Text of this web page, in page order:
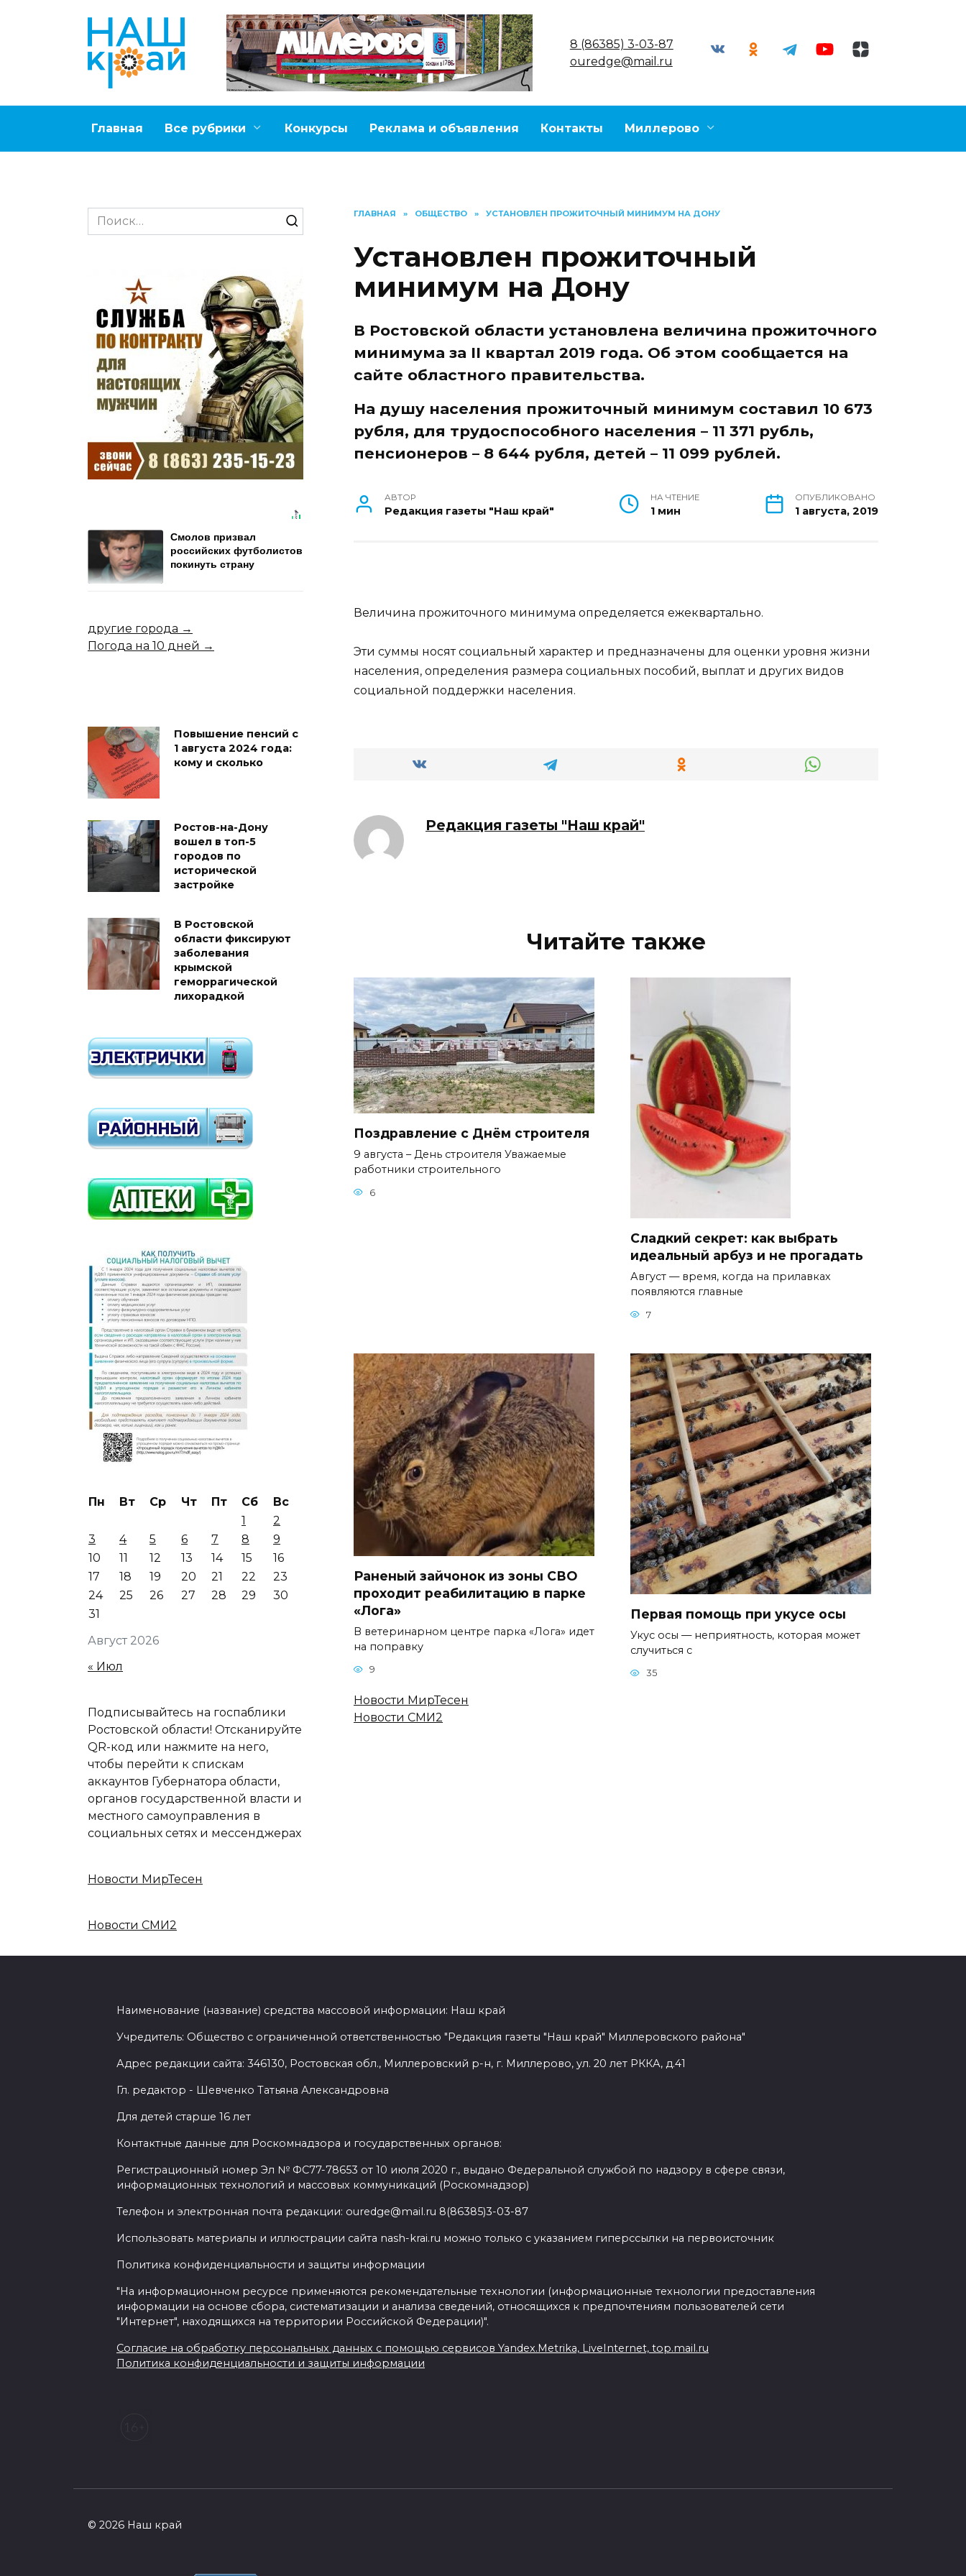
8 (86385) 3-03-87
ouredge@mail.ru
Главная Все рубрики Конкурсы Реклама и объявления Контакты Миллерово
ГЛАВНАЯ » ОБЩЕСТВО » УСТАНОВЛЕН ПРОЖИТОЧНЫЙ МИНИМУМ НА ДОНУ
Установлен прожиточный
минимум на Дону
В Ростовской области установлена величина прожиточного
минимума за II квартал 2019 года. Об этом сообщается на
сайте областного правительства.
На душу населения прожиточный минимум составил 10 673
рубля, для трудоспособного населения – 11 371 рубль,
пенсионеров – 8 644 рубля, детей – 11 099 рублей.
АВТОР
Редакция газеты "Наш край"
НА ЧТЕНИЕ
1 мин
ОПУБЛИКОВАНО
1 августа, 2019
Величина прожиточного минимума определяется ежеквартально.
Эти суммы носят социальный характер и предназначены для оценки уровня жизни
населения, определения размера социальных пособий, выплат и других видов
социальной поддержки населения.
Редакция газеты "Наш край"
Читайте также
Поздравление с Днём строителя
9 августа – День строителя Уважаемые
работники строительного
6
Сладкий секрет: как выбрать
идеальный арбуз и не прогадать
Август — время, когда на прилавках
появляются главные
7
Раненый зайчонок из зоны СВО
проходит реабилитацию в парке
«Лога»
В ветеринарном центре парка «Лога» идет
на поправку
9
Первая помощь при укусе осы
Укус осы — неприятность, которая может
случиться с
35
Новости МирТесен
Новости СМИ2
Search
for:
Смолов призвал
российских футболистов
покинуть страну
другие города →
Погода на 10 дней →
Повышение пенсий с
1 августа 2024 года:
кому и сколько
Ростов-на-Дону
вошел в топ-5
городов по
исторической
застройке
В Ростовской
области фиксируют
заболевания
крымской
геморрагической
лихорадкой
Август 2026
Пн Вт Ср Чт Пт Сб
Вс
1
2
3
4 5 6 7 8
9
10
11 12 13 14 15
16
17
18 19 20 21 22
23
24
25 26 27 28 29
30
31
« Июл
Подписывайтесь на госпаблики
Ростовской области! Отсканируйте
QR-код или нажмите на него,
чтобы перейти к спискам
аккаунтов Губернатора области,
органов государственной власти и
местного самоуправления в
социальных сетях и мессенджерах
Новости МирТесен
Новости СМИ2
Наименование (название) средства массовой информации: Наш край
Учредитель: Общество с ограниченной ответственностью "Редакция газеты "Наш край" Миллеровского района"
Адрес редакции сайта: 346130, Ростовская обл., Миллеровский р-н, г. Миллерово, ул. 20 лет РККА, д.41
Гл. редактор - Шевченко Татьяна Александровна
Для детей старше 16 лет
Контактные данные для Роскомнадзора и государственных органов:
Регистрационный номер Эл № ФС77-78653 от 10 июля 2020 г., выдано Федеральной службой по надзору в сфере связи,
информационных технологий и массовых коммуникаций (Роскомнадзор)
Телефон и электронная почта редакции: ouredge@mail.ru 8(86385)3-03-87
Использовать материалы и иллюстрации сайта nash-krai.ru можно только с указанием гиперссылки на первоисточник
Политика конфиденциальности и защиты информации
"На информационном ресурсе применяются рекомендательные технологии (информационные технологии предоставления
информации на основе сбора, систематизации и анализа сведений, относящихся к предпочтениям пользователей сети
"Интернет", находящихся на территории Российской Федерации)".
Согласие на обработку персональных данных с помощью сервисов Yandex.Metrika, LiveInternet, top.mail.ru
Политика конфиденциальности и защиты информации
© 2026 Наш край